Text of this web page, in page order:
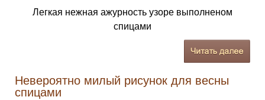
Легкая нежная ажурность узоре выполненом
спицами
Невероятно милый рисунок для весны
спицами